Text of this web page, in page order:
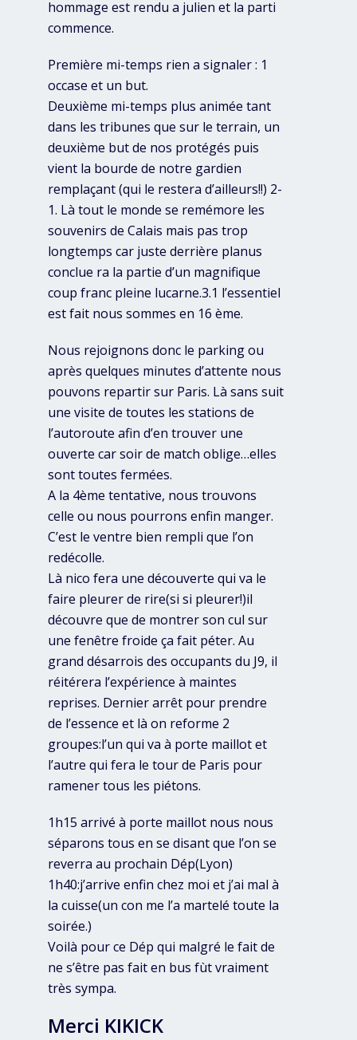
hommage est rendu a julien et la parti
commence.
Première mi-temps rien a signaler : 1
occase et un but.
Deuxième mi-temps plus animée tant
dans les tribunes que sur le terrain, un
deuxième but de nos protégés puis
vient la bourde de notre gardien
remplaçant (qui le restera d’ailleurs!!) 2-
1. Là tout le monde se remémore les
souvenirs de Calais mais pas trop
longtemps car juste derrière planus
conclue ra la partie d’un magnifique
coup franc pleine lucarne.3.1 l’essentiel
est fait nous sommes en 16 ème.
Nous rejoignons donc le parking ou
après quelques minutes d’attente nous
pouvons repartir sur Paris. Là sans suit
une visite de toutes les stations de
l’autoroute afin d’en trouver une
ouverte car soir de match oblige…elles
sont toutes fermées.
A la 4ème tentative, nous trouvons
celle ou nous pourrons enfin manger.
C’est le ventre bien rempli que l’on
redécolle.
Là nico fera une découverte qui va le
faire pleurer de rire(si si pleurer!)il
découvre que de montrer son cul sur
une fenêtre froide ça fait péter. Au
grand désarrois des occupants du J9, il
réitérera l’expérience à maintes
reprises. Dernier arrêt pour prendre
de l’essence et là on reforme 2
groupes:l’un qui va à porte maillot et
l’autre qui fera le tour de Paris pour
ramener tous les piétons.
1h15 arrivé à porte maillot nous nous
séparons tous en se disant que l’on se
reverra au prochain Dép(Lyon)
1h40:j’arrive enfin chez moi et j’ai mal à
la cuisse(un con me l’a martelé toute la
soirée.)
Voilà pour ce Dép qui malgré le fait de
ne s’être pas fait en bus fùt vraiment
très sympa.
Merci KIKICK